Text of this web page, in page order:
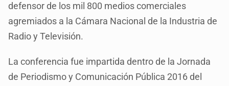
defensor de los mil 800 medios comerciales
agremiados a la Cámara Nacional de la Industria de
Radio y Televisión.
La conferencia fue impartida dentro de la Jornada
de Periodismo y Comunicación Pública 2016 del